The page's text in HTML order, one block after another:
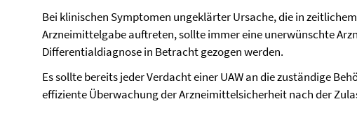
Bei klinischen Symptomen ungeklärter Ursache, die in
Arzneimittelgabe auftreten, sollte immer eine unerwünschte
Differentialdiagnose in Betracht gezogen werden.
Es sollte bereits jeder Verdacht einer UAW an die zuständige
effiziente Überwachung der Arzneimittelsicherheit nach der